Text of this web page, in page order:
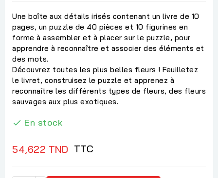
Une boîte aux détails irisés contenant un livre de 10
pages, un puzzle de 40 pièces et 10 figurines en
forme à assembler et à placer sur le puzzle, pour
apprendre à reconnaître et associer des éléments et
des mots.
Découvrez toutes les plus belles fleurs ! Feuilletez
le livret, construisez le puzzle et apprenez à
reconnaître les différents types de fleurs, des fleurs
sauvages aux plus exotiques.
 En stock
54,622 TND TTC